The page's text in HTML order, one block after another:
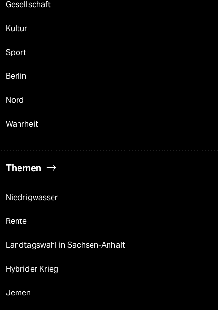
Gesellschaft
Kultur
Sport
Berlin
Nord
Wahrheit
Themen
Niedrigwasser
Rente
Landtagswahl in Sachsen-Anhalt
Hybrider Krieg
Jemen